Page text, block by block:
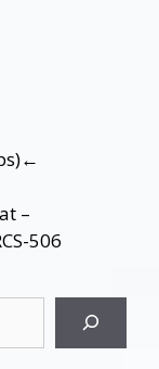
←
–
506